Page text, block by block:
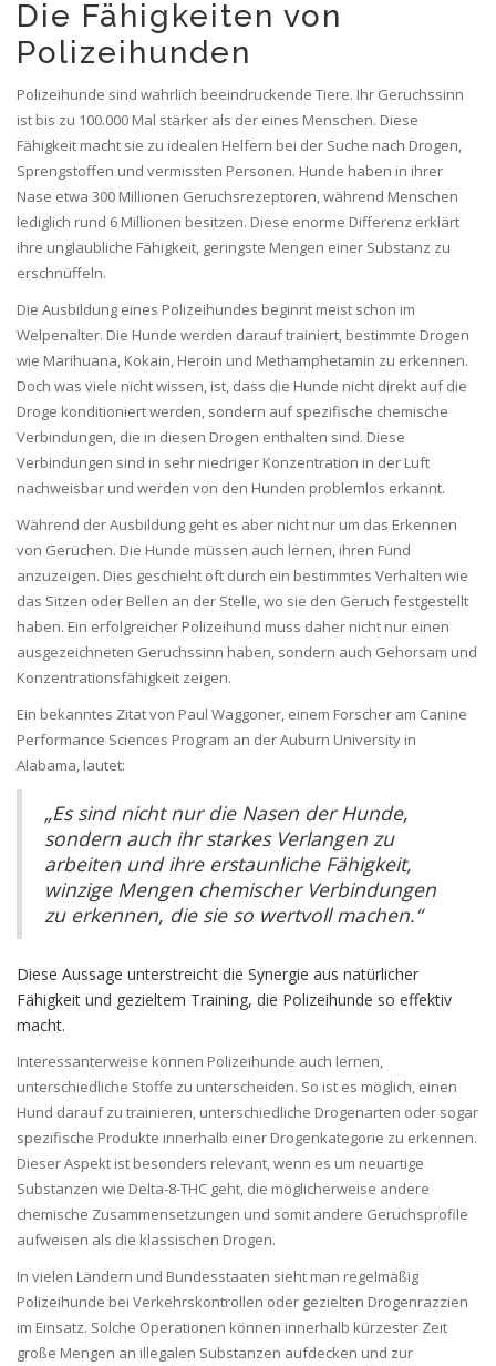
Die Fähigkeiten von
Polizeihunden
Polizeihunde sind wahrlich beeindruckende Tiere. Ihr Geruchssinn
ist bis zu 100.000 Mal stärker als der eines Menschen. Diese
Fähigkeit macht sie zu idealen Helfern bei der Suche nach Drogen,
Sprengstoffen und vermissten Personen. Hunde haben in ihrer
Nase etwa 300 Millionen Geruchsrezeptoren, während Menschen
lediglich rund 6 Millionen besitzen. Diese enorme Differenz erklärt
ihre unglaubliche Fähigkeit, geringste Mengen einer Substanz zu
erschnüffeln.
Die Ausbildung eines Polizeihundes beginnt meist schon im
Welpenalter. Die Hunde werden darauf trainiert, bestimmte Drogen
wie Marihuana, Kokain, Heroin und Methamphetamin zu erkennen.
Doch was viele nicht wissen, ist, dass die Hunde nicht direkt auf die
Droge konditioniert werden, sondern auf spezifische chemische
Verbindungen, die in diesen Drogen enthalten sind. Diese
Verbindungen sind in sehr niedriger Konzentration in der Luft
nachweisbar und werden von den Hunden problemlos erkannt.
Während der Ausbildung geht es aber nicht nur um das Erkennen
von Gerüchen. Die Hunde müssen auch lernen, ihren Fund
anzuzeigen. Dies geschieht oft durch ein bestimmtes Verhalten wie
das Sitzen oder Bellen an der Stelle, wo sie den Geruch festgestellt
haben. Ein erfolgreicher Polizeihund muss daher nicht nur einen
ausgezeichneten Geruchssinn haben, sondern auch Gehorsam und
Konzentrationsfähigkeit zeigen.
Ein bekanntes Zitat von Paul Waggoner, einem Forscher am Canine
Performance Sciences Program an der Auburn University in
Alabama, lautet:
„Es sind nicht nur die Nasen der Hunde,
sondern auch ihr starkes Verlangen zu
arbeiten und ihre erstaunliche Fähigkeit,
winzige Mengen chemischer Verbindungen
zu erkennen, die sie so wertvoll machen.“
Diese Aussage unterstreicht die Synergie aus natürlicher
Fähigkeit und gezieltem Training, die Polizeihunde so effektiv
macht.
Interessanterweise können Polizeihunde auch lernen,
unterschiedliche Stoffe zu unterscheiden. So ist es möglich, einen
Hund darauf zu trainieren, unterschiedliche Drogenarten oder sogar
spezifische Produkte innerhalb einer Drogenkategorie zu erkennen.
Dieser Aspekt ist besonders relevant, wenn es um neuartige
Substanzen wie Delta-8-THC geht, die möglicherweise andere
chemische Zusammensetzungen und somit andere Geruchsprofile
aufweisen als die klassischen Drogen.
In vielen Ländern und Bundesstaaten sieht man regelmäßig
Polizeihunde bei Verkehrskontrollen oder gezielten Drogenrazzien
im Einsatz. Solche Operationen können innerhalb kürzester Zeit
große Mengen an illegalen Substanzen aufdecken und zur